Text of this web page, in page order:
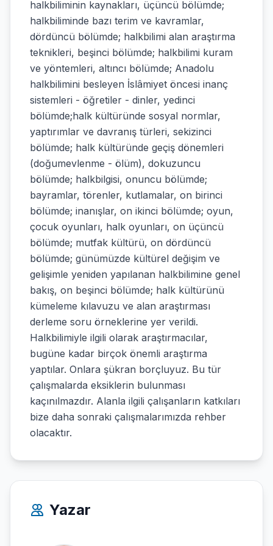
halkbiliminin kaynakları, üçüncü bölümde;
halkbiliminde bazı terim ve kavramlar,
dördüncü bölümde; halkbilimi alan araştırma
teknikleri, beşinci bölümde; halkbilimi kuram
ve yöntemleri, altıncı bölümde; Anadolu
halkbilimini besleyen İslâmiyet öncesi inanç
sistemleri - öğretiler - dinler, yedinci
bölümde;halk kültüründe sosyal normlar,
yaptırımlar ve davranış türleri, sekizinci
bölümde; halk kültüründe geçiş dönemleri
(doğumevlenme - ölüm), dokuzuncu
bölümde; halkbilgisi, onuncu bölümde;
bayramlar, törenler, kutlamalar, on birinci
bölümde; inanışlar, on ikinci bölümde; oyun,
çocuk oyunları, halk oyunları, on üçüncü
bölümde; mutfak kültürü, on dördüncü
bölümde; günümüzde kültürel değişim ve
gelişimle yeniden yapılanan halkbilimine genel
bakış, on beşinci bölümde; halk kültürünü
kümeleme kılavuzu ve alan araştırması
derleme soru örneklerine yer verildi.
Halkbilimiyle ilgili olarak araştırmacılar,
bugüne kadar birçok önemli araştırma
yaptılar. Onlara şükran borçluyuz. Bu tür
çalışmalarda eksiklerin bulunması
kaçınılmazdır. Alanla ilgili çalışanların katkıları
bize daha sonraki çalışmalarımızda rehber
olacaktır.
Yazar